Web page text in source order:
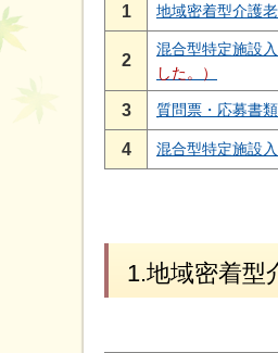
1 地域密着型介護
2
混合型特定施設
した。）
3 質問票・応募書
4 混合型特定施設
1.地域密着型